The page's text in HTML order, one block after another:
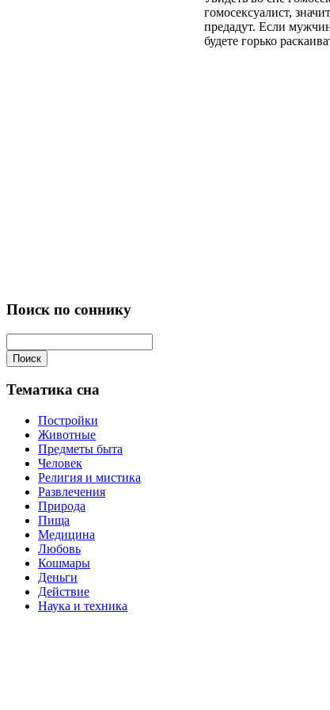
гомосексуалист,
предадут. Если
будете горько
Поиск по соннику
Поиск
Тематика сна
Постройки
Животные
Предметы быта
Человек
Религия и мистика
Развлечения
Природа
Пища
Медицина
Любовь
Кошмары
Деньги
Действие
Наука и техника